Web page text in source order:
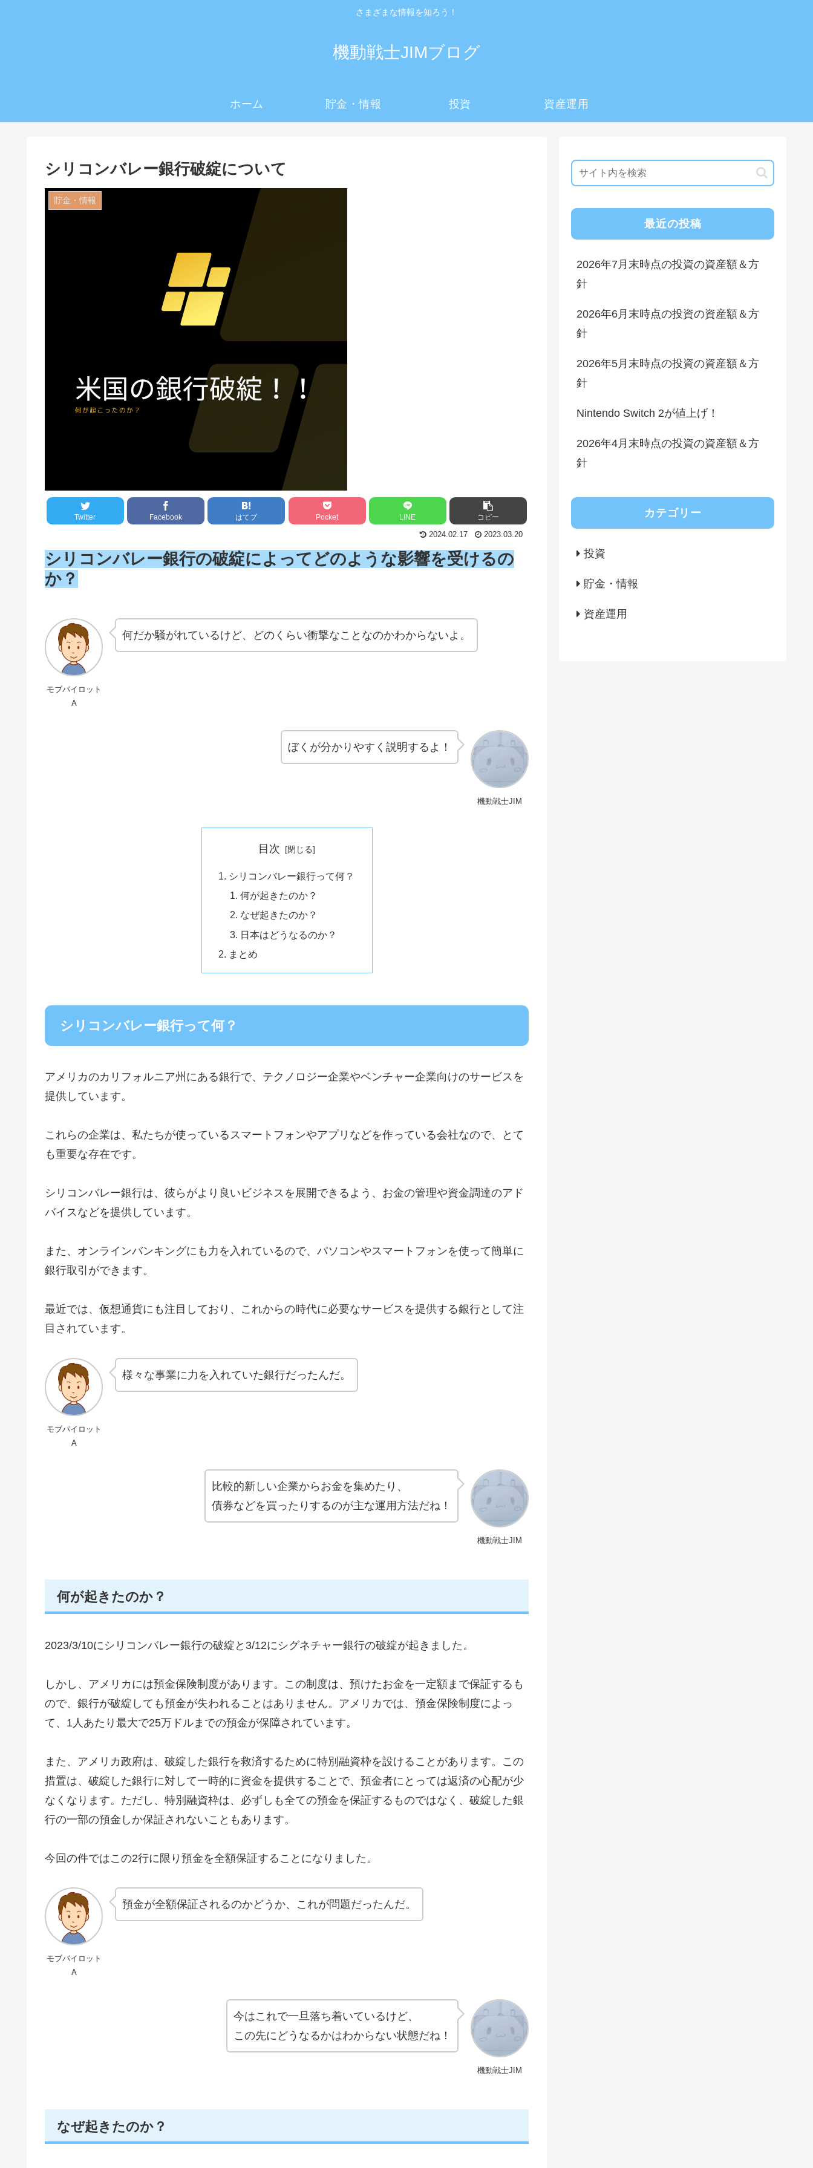
さまざまな情報を知ろう！
機動戦士JIMブログ
ホーム 貯金・情報 投資 資産運用
シリコンバレー銀行破綻について
貯金・情報
Twitter Facebook はてブ Pocket LINE コピー
2024.02.17 2023.03.20
シリコンバレー銀行の破綻によってどのような影響を受けるの
か？
モブパイロット
A
何だか騒がれているけど、どのくらい衝撃なことなのかわからないよ。
機動戦士JIM
ぼくが分かりやすく説明するよ！
目次
シリコンバレー銀行って何？
何が起きたのか？
なぜ起きたのか？
日本はどうなるのか？
まとめ
シリコンバレー銀行って何？
アメリカのカリフォルニア州にある銀行で、テクノロジー企業やベンチャー企業向けのサービスを
提供しています。
これらの企業は、私たちが使っているスマートフォンやアプリなどを作っている会社なので、とて
も重要な存在です。
シリコンバレー銀行は、彼らがより良いビジネスを展開できるよう、お金の管理や資金調達のアド
バイスなどを提供しています。
また、オンラインバンキングにも力を入れているので、パソコンやスマートフォンを使って簡単に
銀行取引ができます。
最近では、仮想通貨にも注目しており、これからの時代に必要なサービスを提供する銀行として注
目されています。
モブパイロット
A
様々な事業に力を入れていた銀行だったんだ。
機動戦士JIM
比較的新しい企業からお金を集めたり、
債券などを買ったりするのが主な運用方法だね！
何が起きたのか？
2023/3/10にシリコンバレー銀行の破綻と3/12にシグネチャー銀行の破綻が起きました。
しかし、アメリカには預金保険制度があります。この制度は、預けたお金を一定額まで保証するも
ので、銀行が破綻しても預金が失われることはありません。アメリカでは、預金保険制度によっ
て、1人あたり最大で25万ドルまでの預金が保障されています。
また、アメリカ政府は、破綻した銀行を救済するために特別融資枠を設けることがあります。この
措置は、破綻した銀行に対して一時的に資金を提供することで、預金者にとっては返済の心配が少
なくなります。ただし、特別融資枠は、必ずしも全ての預金を保証するものではなく、破綻した銀
行の一部の預金しか保証されないこともあります。
今回の件ではこの2行に限り預金を全額保証することになりました。
モブパイロット
A
預金が全額保証されるのかどうか、これが問題だったんだ。
機動戦士JIM
今はこれで一旦落ち着いているけど、
この先にどうなるかはわからない状態だね！
なぜ起きたのか？
最近の投稿
2026年7月末時点の投資の資産額＆方
針
2026年6月末時点の投資の資産額＆方
針
2026年5月末時点の投資の資産額＆方
針
Nintendo Switch 2が値上げ！
2026年4月末時点の投資の資産額＆方
針
カテゴリー
投資
貯金・情報
資産運用